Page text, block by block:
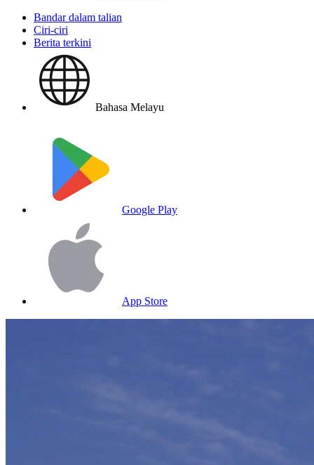
Bandar dalam talian
Ciri-ciri
Berita terkini
Bahasa Melayu
Google Play
App Store